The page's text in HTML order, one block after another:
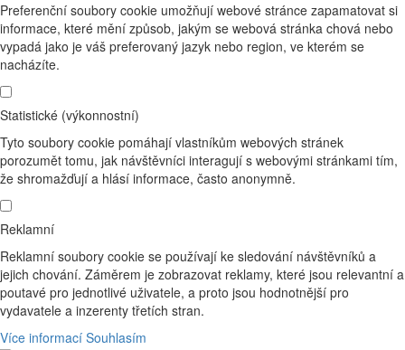
Preferenční soubory cookie umožňují webové stránce zapamatovat si
informace, které mění způsob, jakým se webová stránka chová nebo
vypadá jako je váš preferovaný jazyk nebo region, ve kterém se
nacházíte.
Statistické (výkonnostní)
Tyto soubory cookie pomáhají vlastníkům webových stránek
porozumět tomu, jak návštěvníci interagují s webovými stránkami tím,
že shromažďují a hlásí informace, často anonymně.
Reklamní
Reklamní soubory cookie se používají ke sledování návštěvníků a
jejich chování. Záměrem je zobrazovat reklamy, které jsou relevantní a
poutavé pro jednotlivé uživatele, a proto jsou hodnotnější pro
vydavatele a inzerenty třetích stran.
Více informací Souhlasím